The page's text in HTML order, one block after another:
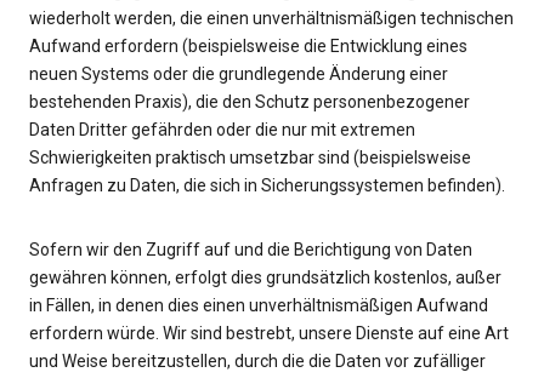
wiederholt werden, die einen unverhältnismäßigen technischen
Aufwand erfordern (beispielsweise die Entwicklung eines
neuen Systems oder die grundlegende Änderung einer
bestehenden Praxis), die den Schutz personenbezogener
Daten Dritter gefährden oder die nur mit extremen
Schwierigkeiten praktisch umsetzbar sind (beispielsweise
Anfragen zu Daten, die sich in Sicherungssystemen befinden).
Sofern wir den Zugriff auf und die Berichtigung von Daten
gewähren können, erfolgt dies grundsätzlich kostenlos, außer
in Fällen, in denen dies einen unverhältnismäßigen Aufwand
erfordern würde. Wir sind bestrebt, unsere Dienste auf eine Art
und Weise bereitzustellen, durch die die Daten vor zufälliger